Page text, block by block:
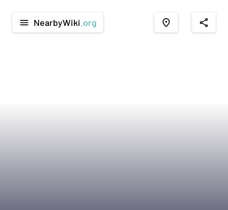
menu NearbyWiki .org place share